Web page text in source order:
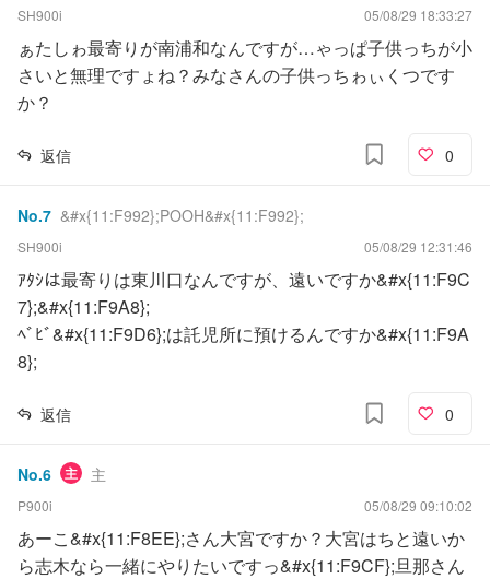
SH900i 05/08/29 18:33:27
ぁたしゎ最寄りが南浦和なんですが…ゃっぱ子供っちが小
さいと無理ですょね？みなさんの子供っちゎぃくつです
か？
返信 0
No.7 &#x{11:F992};POOH&#x{11:F992};
SH900i 05/08/29 12:31:46
ｱﾀｼは最寄りは東川口なんですが、遠いですか&#x{11:F9C
7};&#x{11:F9A8};
ﾍﾞﾋﾞ&#x{11:F9D6};は託児所に預けるんですか&#x{11:F9A
8};
返信 0
No.6 主 主
P900i 05/08/29 09:10:02
あーこ&#x{11:F8EE};さん大宮ですか？大宮はちと遠いか
ら志木なら一緒にやりたいですっ&#x{11:F9CF};旦那さん